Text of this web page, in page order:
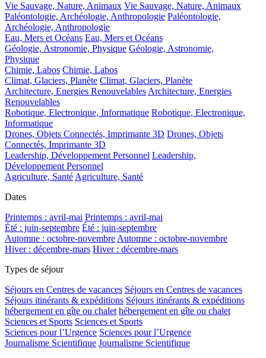
Vie Sauvage, Nature, Animaux Vie Sauvage, Nature, Animaux
Paléontologie, Archéologie, Anthropologie Paléontologie,
Archéologie, Anthropologie
Eau, Mers et Océans Eau, Mers et Océans
Géologie, Astronomie, Physique Géologie, Astronomie,
Physique
Chimie, Labos Chimie, Labos
Climat, Glaciers, Planète Climat, Glaciers, Planète
Architecture, Energies RenouvelablesArchitecture, Energies
Renouvelables
Robotique, Electronique, Informatique Robotique, Electronique,
Informatique
Drones, Objets Connectés, Imprimante 3D Drones, Objets
Connectés, Imprimante 3D
Leadership, Développement Personnel Leadership,
Développement Personnel
Agriculture, SantéAgriculture, Santé
Dates
Printemps : avril-mai Printemps : avril-mai
Été : juin-septembre Été : juin-septembre
Automne : octobre-novembreAutomne : octobre-novembre
Hiver : décembre-mars Hiver : décembre-mars
Types de séjour
Séjours en Centres de vacances Séjours en Centres de vacances
Séjours itinérants & expéditions Séjours itinérants & expéditions
hébergement en gîte ou chalet hébergement en gîte ou chalet
Sciences et Sports Sciences et Sports
Sciences pour l’Urgence Sciences pour l’Urgence
Journalisme Scientifique Journalisme Scientifique